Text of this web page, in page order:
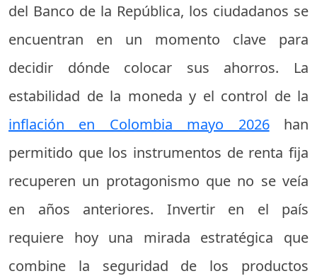
del Banco de la República, los ciudadanos se
encuentran en un momento clave para
decidir dónde colocar sus ahorros. La
estabilidad de la moneda y el control de la
inflación en Colombia mayo 2026han
permitido que los instrumentos de renta fija
recuperen un protagonismo que no se veía
en años anteriores. Invertir en el país
requiere hoy una mirada estratégica que
combine la seguridad de los productos